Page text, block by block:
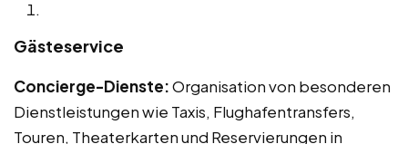
Gästeservice
Concierge-Dienste:Organisation von besonderen
Dienstleistungen wie Taxis, Flughafentransfers,
Touren, Theaterkarten und Reservierungen in